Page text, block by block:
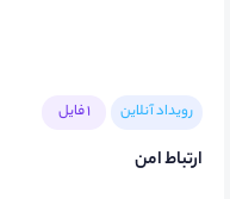
رویداد آنلاین 1 فایل
ارتباط امن